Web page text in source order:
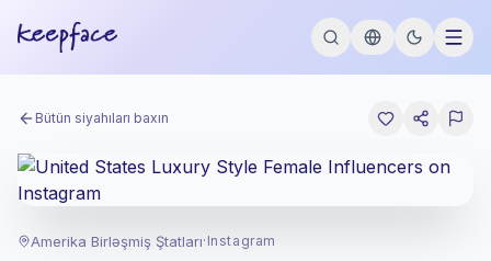
Bütün siyahıları baxın
Amerika Birləşmiş Ştatları· Instagram